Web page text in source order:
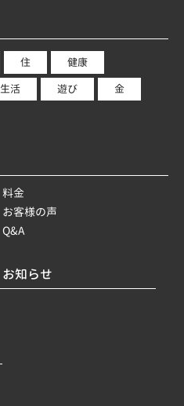
住
健康
生活 遊び
金
料金
お客様の声
Q&A
お知らせ